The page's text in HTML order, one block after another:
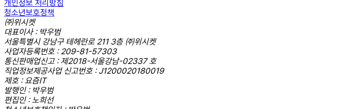
개인정보 처리방침
청소년보호정책
㈜위시켓
대표이사 : 박우범
서울특별시 강남구 테헤란로 211 3층 ㈜위시켓
사업자등록번호 : 209-81-57303
통신판매업신고 : 제2018-서울강남-02337 호
직업정보제공사업 신고번호 : J1200020180019
제호 : 요즘IT
발행인 : 박우범
편집인 : 노희선